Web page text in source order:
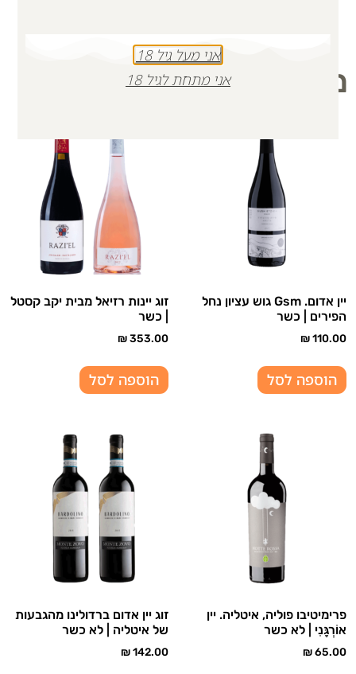
מוצרים קשורים
יין אדום. Gsm גוש עציון נחל
הפירים | כשר
₪110.00
הוספה לסל
זוג יינות רזיאל מבית יקב קסטל
| כשר
₪353.00
הוספה לסל
פרימיטיבו פוליה, איטליה. יין
אוֹרְגָּנִי | לא כשר
₪65.00
זוג יין אדום ברדולינו מהגבעות
של איטליה | לא כשר
₪142.00
אני מעל גיל 18
אני מתחת לגיל 18